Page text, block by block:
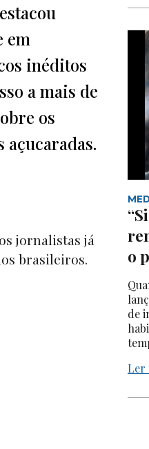
em
inéditos
a mais de
os
jornalistas já
brasileiros.
o
de
Ler